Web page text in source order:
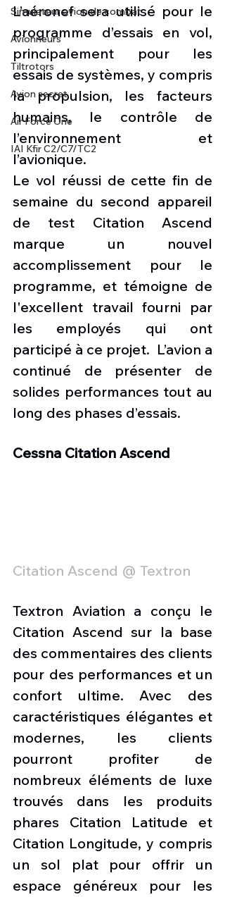
Simulateur avion de combat
Avionneurs
Tiltrotors
Avion secret
Air Force One
IAI Kfir C2/C7/TC2
L’aéronef sera utilisé pour le
programme d’essais en vol,
principalement pour les
essais de systèmes, y compris
la propulsion, les facteurs
humains, le contrôle de
l’environnement et
l’avionique.
Le vol réussi de cette fin de
semaine du second appareil
de test Citation Ascend
marque un nouvel
accomplissement pour le
programme, et témoigne de
l'excellent travail fourni par
les employés qui ont
participé à ce projet.  L’avion a
continué de présenter de
solides performances tout au
long des phases d’essais.
Cessna Citation Ascend
Citation Ascend @ Textron
Textron Aviation a conçu le
Citation Ascend sur la base
des commentaires des clients
pour des performances et un
confort ultime. Avec des
caractéristiques élégantes et
modernes, les clients
pourront profiter de
nombreux éléments de luxe
trouvés dans les produits
phares Citation Latitude et
Citation Longitude, y compris
un sol plat pour offrir un
espace généreux pour les